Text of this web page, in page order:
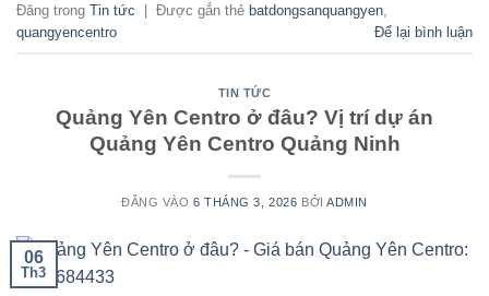
Đăng trong Tin tức Được gắn thẻ batdongsanquangyen
quangyencentro
Để lại bình luận
TIN TỨC
Quảng Yên Centro ở đâu? Vị trí dự án
Quảng Yên Centro Quảng Ninh
ĐĂNG VÀO 6 THÁNG 3, 2026 BỞIADMIN
06
Th3